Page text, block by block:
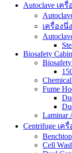
Autoclave เค
เครื่องนึ่
Biosafety
Fume
Laminar
Centrifuge เค
Cell